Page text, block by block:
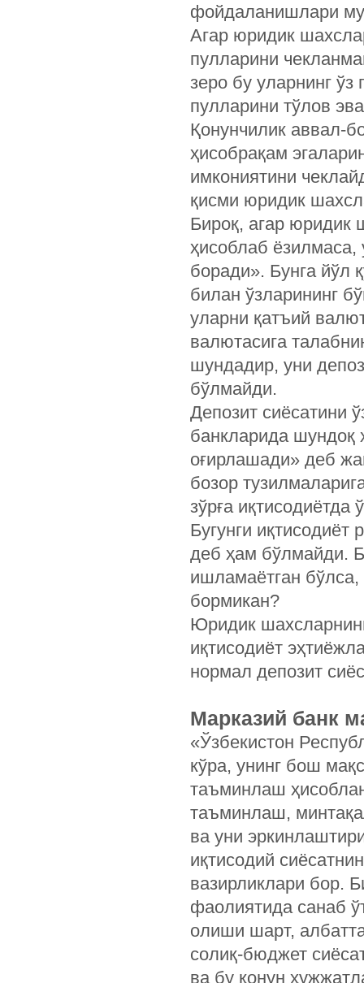
фойдаланишлари
Агар юридик
пулларини
зеро бу уларнинг
пулларини тўлов
Қонунчилик аввал-
ҳисобрақам
имкониятини
қисми юридик
Бироқ, агар юридик
ҳисоблаб
боради». Бунга йўл
билан ўзларининг
уларни қатъий
валютасига
шундадир, уни
бўлмайди.
Депозит сиёсатини
банкларида шундоқ
оғирлашади» деб
бозор
зўрға
Бугунги
деб ҳам бўлмайди.
ишламаётган бўлса,
бормикан?
Юридик
иқтисодиёт
нормал депозит
Марказий банк
«Ўзбекистон
кўра, унинг бош
таъминлаш
таъминлаш,
ва уни
иқтисодий
вазирликлари бор.
фаолиятида санаб
олиши шарт,
солиқ-бюджет
ва бу қонун